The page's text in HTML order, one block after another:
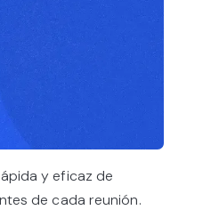
y eficaz de
de cada reunión.